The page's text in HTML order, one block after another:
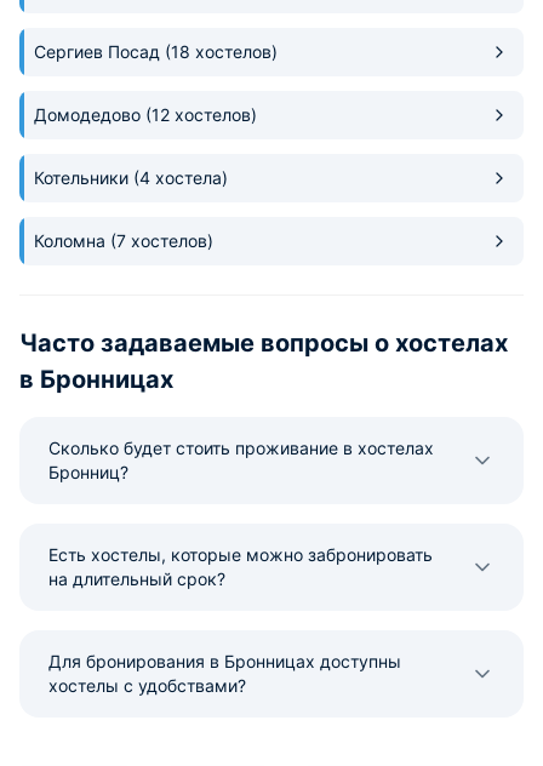
Сергиев Посад (18 хостелов)
Домодедово (12 хостелов)
Котельники (4 хостела)
Коломна (7 хостелов)
Часто задаваемые вопросы о хоcтелах
в Бронницах
Сколько будет стоить проживание в хостелах
Бронниц?
Есть хостелы, которые можно забронировать
на длительный срок?
Для бронирования в Бронницах доступны
хостелы с удобствами?